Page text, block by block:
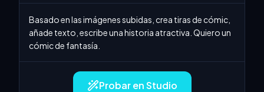
Basado en las imágenes subidas, crea tiras de cómic,
añade texto, escribe una historia atractiva. Quiero un
cómic de fantasía.
Probar en Studio